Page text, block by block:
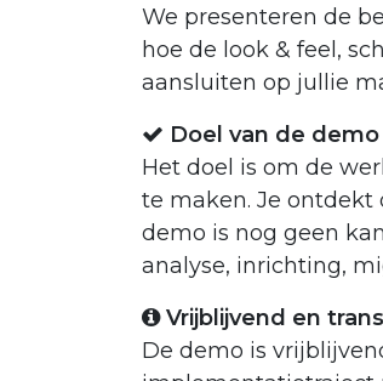
We presenteren de
hoe de look & feel,
aansluiten op jullie
Doel van de demo
Het doel is om de
te maken. Je ontdekt
demo is nog geen
analyse, inrichting,
Vrijblijvend en
De demo is